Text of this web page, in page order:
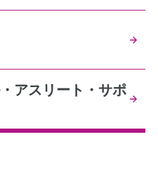
アスリート・サポ